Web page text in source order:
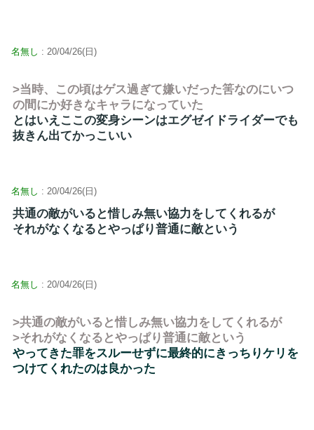
名無し : 20/04/26(日)
>当時、この頃はゲス過ぎて嫌いだった筈なのにいつ
の間にか好きなキャラになっていた
とはいえここの変身シーンはエグゼイドライダーでも
抜きん出てかっこいい
名無し : 20/04/26(日)
共通の敵がいると惜しみ無い協力をしてくれるが
それがなくなるとやっぱり普通に敵という
名無し : 20/04/26(日)
>共通の敵がいると惜しみ無い協力をしてくれるが
>それがなくなるとやっぱり普通に敵という
やってきた罪をスルーせずに最終的にきっちりケリを
つけてくれたのは良かった